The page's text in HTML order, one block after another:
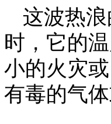
这波热
时，它的
小的火灾
有毒的气